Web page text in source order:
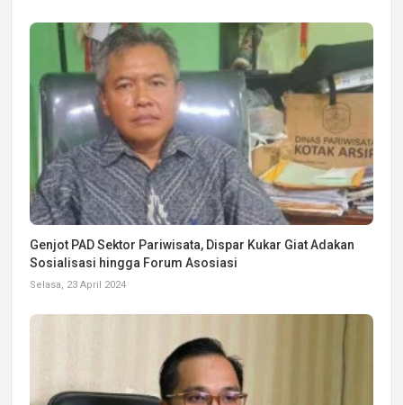
Genjot PAD Sektor Pariwisata, Dispar Kukar Giat Adakan
Sosialisasi hingga Forum Asosiasi
Selasa, 23 April 2024